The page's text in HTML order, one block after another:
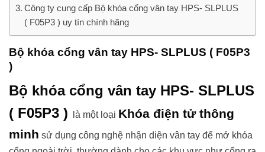
Công ty cung cấp Bộ khóa cổng vân tay HPS- SLPLUS
( F05P3 ) uy tín chính hãng
Bộ khóa cổng vân tay HPS- SLPLUS ( F05P3
)
Bộ khóa cổng vân tay HPS- SLPLUS
( F05P3 ) là một loại Khóa điện tử thông
minh sử dụng công nghệ nhận diện vân tay để mở khóa